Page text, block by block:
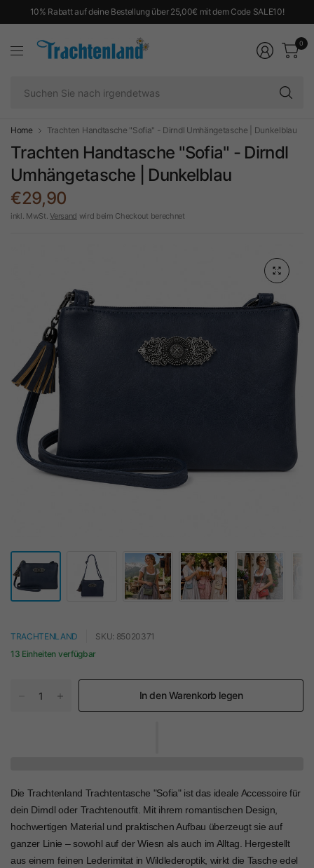
10% Rabatt auf deine Bestellung über 25,00€ mit dem Code SALE10!
0
Home Trachten Handtasche "Sofia" - Dirndl Umhängetasche | Dunkelblau
Trachten Handtasche "Sofia" - Dirndl
Umhängetasche | Dunkelblau
€29,90
inkl. MwSt.Versand wird beim Checkout berechnet
TRACHTENLAND
SKU: 85020371
13 Einheiten verfügbar
In den Warenkorb legen
Die Trachtenland Trachtentasche "Sofia" ist das ideale Accessoire für
dein Dirndl oder Trachtenoutfit. Mit ihrem romantischen Design,
hochwertigen Material und praktischen Aufbau überzeugt sie auf
ganzer Linie – sowohl auf der Wiesn als auch im Alltag. Hergestellt
aus einem feinen Lederimitat in Wildlederoptik, wirkt die Tasche edel